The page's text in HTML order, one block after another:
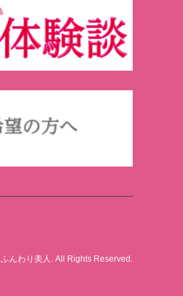
ふんわり美人 . All Rights Reserved.